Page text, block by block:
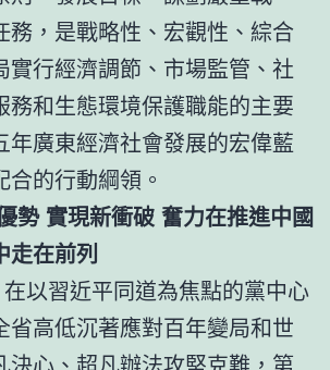
務，是戰略性、宏觀性、綜合
實行經濟調節、市場監管、社
務和生態環境保護職能的主要
年廣東經濟社會發展的宏偉藍
的行動綱領。
勢 實現新衝破 奮力在推進中國
走在前列
在以習近平同道為焦點的黨中心
省高低沉著應對百年變局和世
決心、超凡辦法攻堅克難，第